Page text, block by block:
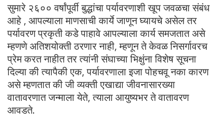
सुमारे २६०० वर्षांपूर्वी बुद्धांचा पर्यावरणाशी खूप जवळचा संबंध
आहे , आपल्याला माणसाची कार्ये जाणून घ्यायचे असेल तर
पर्यावरण प्रकृती कडे पाहावे आपल्याला कार्य समजतात असे
म्हणणे अतिशयोक्ती ठरणार नाही, म्हणून ते केवळ निसर्गावरच
प्रेम करत नाहीत तर त्यांनी संघाच्या भिक्षुंना विशेष सूचना
दिल्या की त्यापैकी एक, पर्यावरणाला इजा पोहचवू नका कारण
असे म्हणतात की जी व्यक्ती एखाद्या जीवनासारख्या
वातावरणात जन्माला येते, त्याला आयुष्यभर ते वातावरण
आवडते.